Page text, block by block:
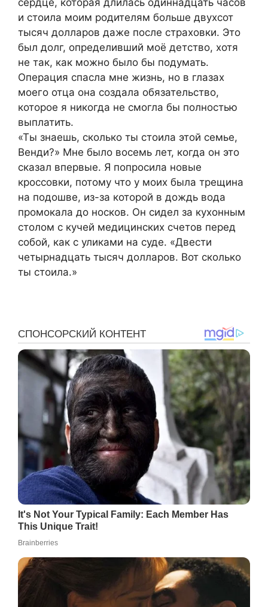
сердце, которая длилась одиннадцать часов
и стоила моим родителям больше двухсот
тысяч долларов даже после страховки. Это
был долг, определивший моё детство, хотя
не так, как можно было бы подумать.
Операция спасла мне жизнь, но в глазах
моего отца она создала обязательство,
которое я никогда не смогла бы полностью
выплатить.
«Ты знаешь, сколько ты стоила этой семье,
Венди?» Мне было восемь лет, когда он это
сказал впервые. Я попросила новые
кроссовки, потому что у моих была трещина
на подошве, из-за которой в дождь вода
промокала до носков. Он сидел за кухонным
столом с кучей медицинских счетов перед
собой, как с уликами на суде. «Двести
четырнадцать тысяч долларов. Вот сколько
ты стоила.»